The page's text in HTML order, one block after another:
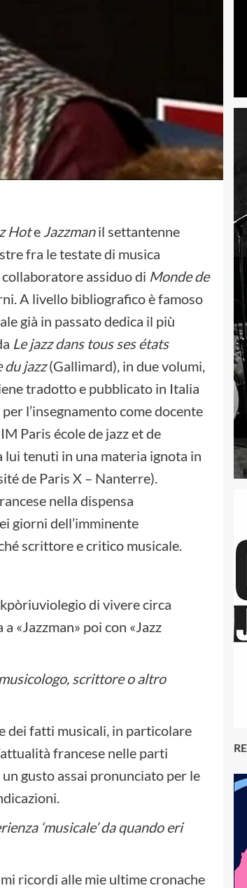
Hote Jazzmanil settantenne
fra le testate di musica
assiduo di Monde de
A livello bibliografico è famoso
già in passato dedica il più
Le jazz dans tous ses états
du jazz(Gallimard), in due volumi,
tradotto e pubblicato in Italia
l’insegnamento come docente
Paris école de jazz et de
lui tenuti in una materia ignota in
de Paris X – Nanterre).
nella dispensa
giorni dell’imminente
scrittore e critico musicale.
di vivere circa
a «Jazzman» poi con «Jazz
scrittore o altro
dei fatti musicali, in particolare
francese nelle parti
gusto assai pronunciato per le
‘musicale’ da quando eri
ricordi alle mie ultime cronache